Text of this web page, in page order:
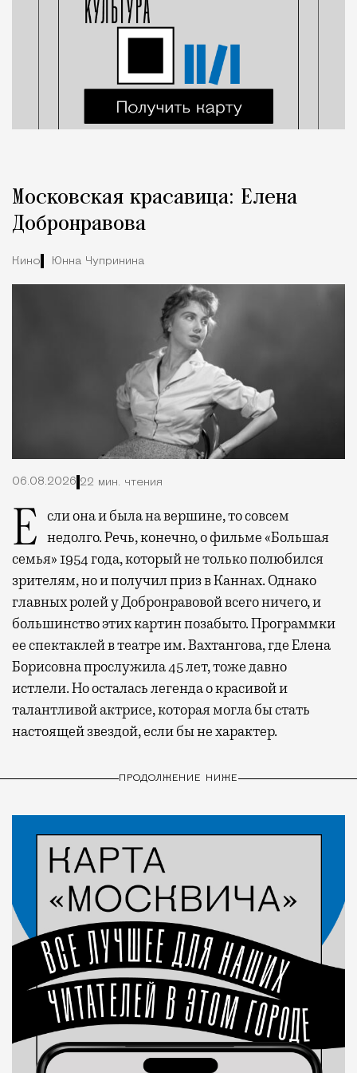
Московская красавица: Елена
Добронравова
Кино Юнна Чупринина
06.08.2026 22 мин. чтения
Если она и была на вершине, то совсем недолго. Речь, конечно, о фильме «Большая
семья» 1954 года, который не только полюбился
зрителям, но и получил приз в Каннах. Однако
главных ролей у Добронравовой всего ничего, и
большинство этих картин позабыто. Программки
ее спектаклей в театре им. Вахтангова, где Елена
Борисовна прослужила 45 лет, тоже давно
истлели. Но осталась легенда о красивой и
талантливой актрисе, которая могла бы стать
настоящей звездой, если бы не характер.
ПРОДОЛЖЕНИЕ НИЖЕ